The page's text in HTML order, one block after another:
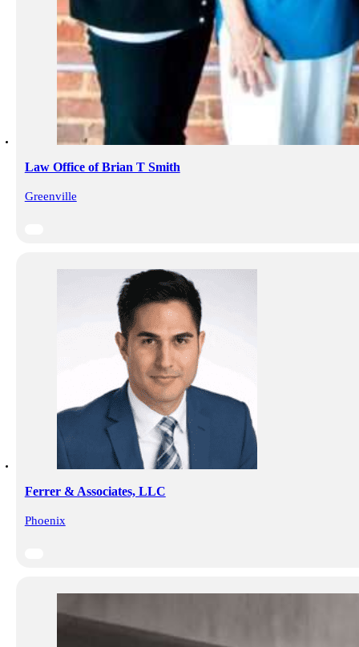
Law Office of Brian T Smith
Greenville
Ferrer & Associates, LLC
Phoenix